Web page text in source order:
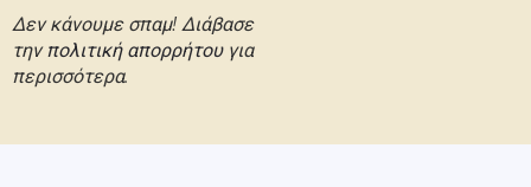
Δεν κάνουμε σπαμ! Διάβασε
τηνπολιτική απορρήτουγια
περισσότερα.